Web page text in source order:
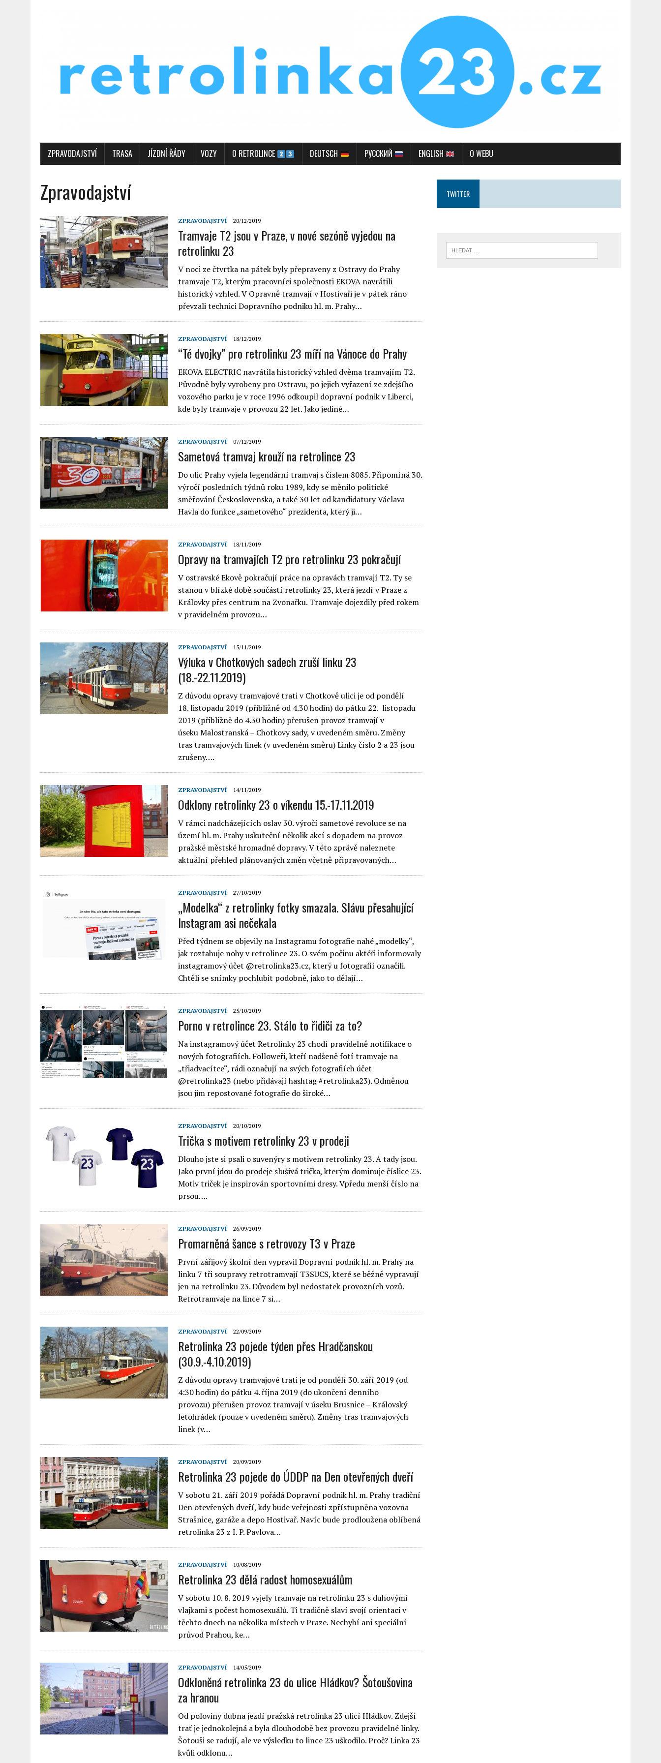
ZPRAVODAJSTVÍ TRASA JÍZDNÍ ŘÁDY VOZY O RETROLINCE DEUTSCH РУССКИЙ ENGLISH O WEBU
Zpravodajství
ZPRAVODAJSTVÍ 20/12/2019
Tramvaje T2 jsou v Praze, v nové sezóně vyjedou na
retrolinku 23
V noci ze čtvrtka na pátek byly přepraveny z Ostravy do Prahy
tramvaje T2, kterým pracovníci společnosti EKOVA navrátili
historický vzhled. V Opravně tramvají v Hostivaři je v pátek ráno
převzali technici Dopravního podniku hl. m. Prahy…
ZPRAVODAJSTVÍ 18/12/2019
“Té dvojky” pro retrolinku 23 míří na Vánoce do Prahy
EKOVA ELECTRIC navrátila historický vzhled dvěma tramvajím T2.
Původně byly vyrobeny pro Ostravu, po jejich vyřazení ze zdejšího
vozového parku je v roce 1996 odkoupil dopravní podnik v Liberci,
kde byly tramvaje v provozu 22 let. Jako jediné…
ZPRAVODAJSTVÍ 07/12/2019
Sametová tramvaj krouží na retrolince 23
Do ulic Prahy vyjela legendární tramvaj s číslem 8085. Připomíná 30.
výročí posledních týdnů roku 1989, kdy se měnilo politické
směřování Československa, a také 30 let od kandidatury Václava
Havla do funkce „sametového“ prezidenta, který ji…
ZPRAVODAJSTVÍ 18/11/2019
Opravy na tramvajích T2 pro retrolinku 23 pokračují
V ostravské Ekově pokračují práce na opravách tramvají T2. Ty se
stanou v blízké době součástí retrolinky 23, která jezdí v Praze z
Královky přes centrum na Zvonařku. Tramvaje dojezdily před rokem
v pravidelném provozu…
ZPRAVODAJSTVÍ 15/11/2019
Výluka v Chotkových sadech zruší linku 23
(18.-22.11.2019)
Z důvodu opravy tramvajové trati v Chotkově ulici je od pondělí
18. listopadu 2019 (přibližně od 4.30 hodin) do pátku 22. listopadu
2019 (přibližně do 4.30 hodin) přerušen provoz tramvají v
úseku Malostranská – Chotkovy sady, v uvedeném směru. Změny
tras tramvajových linek (v uvedeném směru) Linky číslo 2 a 23 jsou
zrušeny….
ZPRAVODAJSTVÍ 14/11/2019
Odklony retrolinky 23 o víkendu 15.-17.11.2019
V rámci nadcházejících oslav 30. výročí sametové revoluce se na
území hl. m. Prahy uskuteční několik akcí s dopadem na provoz
pražské městské hromadné dopravy. V této zprávě naleznete
aktuální přehled plánovaných změn včetně připravovaných…
ZPRAVODAJSTVÍ 27/10/2019
„Modelka“ z retrolinky fotky smazala. Slávu přesahující
Instagram asi nečekala
Před týdnem se objevily na Instagramu fotografie nahé „modelky“,
jak roztahuje nohy v retrolince 23. O svém počinu aktéři informovaly
instagramový účet @retrolinka23.cz, který u fotografií označili.
Chtěli se snímky pochlubit podobně, jako to dělají…
ZPRAVODAJSTVÍ 25/10/2019
Porno v retrolince 23. Stálo to řidiči za to?
Na instagramový účet Retrolinky 23 chodí pravidelně notifikace o
nových fotografiích. Followeři, kteří nadšeně fotí tramvaje na
„třiadvacítce“, rádi označují na svých fotografiích účet
@retrolinka23 (nebo přidávají hashtag #retrolinka23). Odměnou
jsou jim repostované fotografie do široké…
ZPRAVODAJSTVÍ 20/10/2019
Trička s motivem retrolinky 23 v prodeji
Dlouho jste si psali o suvenýry s motivem retrolinky 23. A tady jsou.
Jako první jdou do prodeje slušivá trička, kterým dominuje číslice 23.
Motiv triček je inspirován sportovními dresy. Vpředu menší číslo na
prsou….
ZPRAVODAJSTVÍ 26/09/2019
Promarněná šance s retrovozy T3 v Praze
První zářijový školní den vypravil Dopravní podnik hl. m. Prahy na
linku 7 tři soupravy retrotramvají T3SUCS, které se běžně vypravují
jen na retrolinku 23. Důvodem byl nedostatek provozních vozů.
Retrotramvaje na lince 7 si…
ZPRAVODAJSTVÍ 22/09/2019
Retrolinka 23 pojede týden přes Hradčanskou
(30.9.-4.10.2019)
Z důvodu opravy tramvajové trati je od pondělí 30. září 2019 (od
4:30 hodin) do pátku 4. října 2019 (do ukončení denního
provozu) přerušen provoz tramvají v úseku Brusnice – Královský
letohrádek (pouze v uvedeném směru). Změny tras tramvajových
linek (v…
ZPRAVODAJSTVÍ 20/09/2019
Retrolinka 23 pojede do ÚDDP na Den otevřených dveří
V sobotu 21. září 2019 pořádá Dopravní podnik hl. m. Prahy tradiční
Den otevřených dveří, kdy bude veřejnosti zpřístupněna vozovna
Strašnice, garáže a depo Hostivař. Navíc bude prodloužena oblíbená
retrolinka 23 z I. P. Pavlova…
ZPRAVODAJSTVÍ 10/08/2019
Retrolinka 23 dělá radost homosexuálům
V sobotu 10. 8. 2019 vyjely tramvaje na retrolinku 23 s duhovými
vlajkami s počest homosexuálů. Ti tradičně slaví svojí orientaci v
těchto dnech na několika místech v Praze. Nechybí ani speciální
průvod Prahou, ke…
ZPRAVODAJSTVÍ 14/05/2019
Odkloněná retrolinka 23 do ulice Hládkov? Šotoušovina
za hranou
Od poloviny dubna jezdí pražská retrolinka 23 ulicí Hládkov. Zdejší
trať je jednokolejná a byla dlouhodobě bez provozu pravidelné linky.
Šotouši se radují, ale ve výsledku to lince 23 uškodilo. Proč? Linka 23
kvůli odklonu…
TWITTER